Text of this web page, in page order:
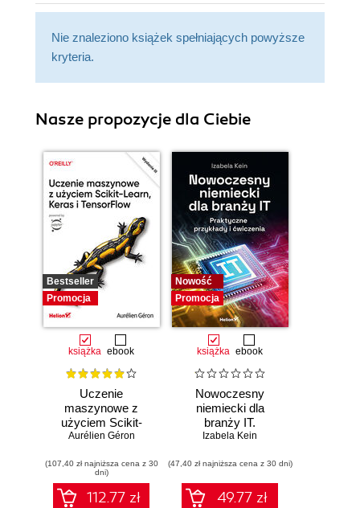
Nie znaleziono książek spełniających powyższe
kryteria.
Nasze propozycje dla Ciebie
Bestseller
Promocja
książka ebook
Uczenie
maszynowe z
użyciem Scikit-
Learn, Keras i
Wydanie III
Aurélien Géron
(107,40 zł najniższa cena z 30
dni)
112.77 zł
Nowość
Promocja
książka ebook
Nowoczesny
niemiecki dla
branży IT.
Praktyczne
ćwiczenia
Izabela Kein
(47,40 zł najniższa cena z 30 dni)
49.77 zł